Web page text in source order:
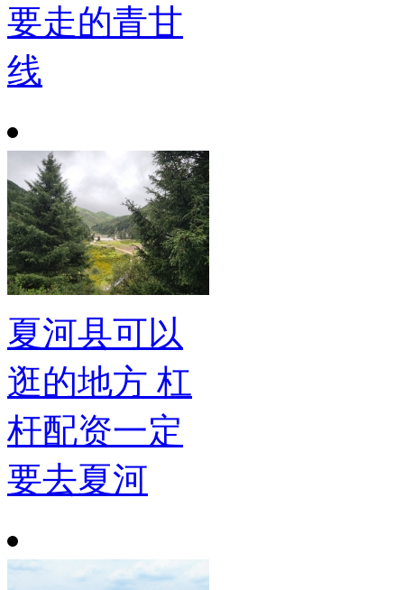
要走的青甘
线
夏河县可以
逛的地方 杠
杆配资一定
要去夏河